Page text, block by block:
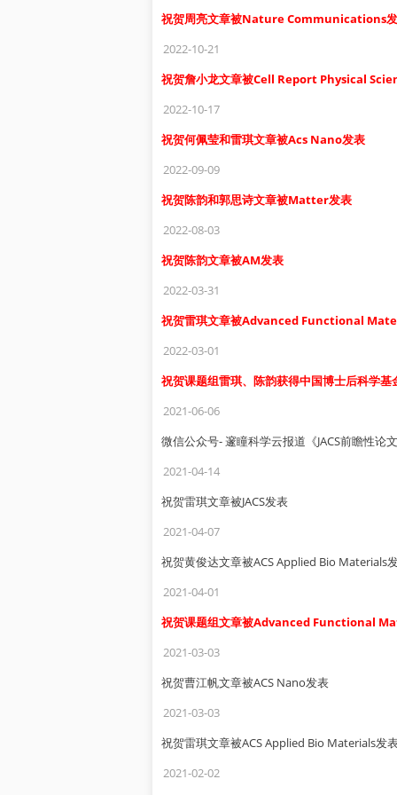
祝贺周亮文章被Nature Communications
2022-10-21
祝贺詹小龙文章被Cell Report Physical
2022-10-17
祝贺何佩莹和雷琪文章被Acs Nano发表
2022-09-09
祝贺陈韵和郭思诗文章被Matter发表
2022-08-03
祝贺陈韵文章被AM发表
2022-03-31
祝贺雷琪文章被Advanced Functional
2022-03-01
祝贺课题组雷琪、陈韵获得中国博士后科学基
2021-06-06
微信公众号- 邃瞳科学云报道《JACS前瞻性
2021-04-14
祝贺雷琪文章被JACS发表
2021-04-07
祝贺黄俊达文章被ACS Applied Bio Materials
2021-04-01
祝贺课题组文章被Advanced Functional
2021-03-03
祝贺曹江帆文章被ACS Nano发表
2021-03-03
祝贺雷琪文章被ACS Applied Bio Materials发
2021-02-02